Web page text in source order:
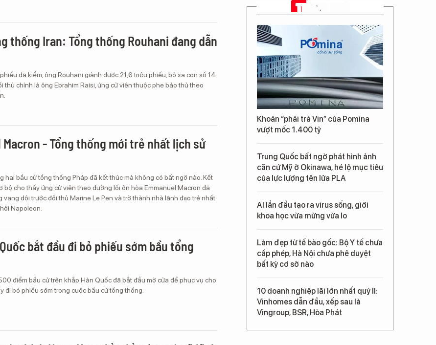
thống Iran: Tổng thống Rouhani đang dẫn
đã kiểm, ông Rouhani giành được 21,6 triệu phiếu, bỏ xa con số 14
thủ chính là ông Ebrahim Raisi, ứng cử viên thuộc phe bảo thủ theo
Macron - Tổng thống mới trẻ nhất lịch sử
hai bầu cử tổng thống Pháp đã kết thúc mà không có bất ngờ nào. Kết
bộ cho thấy ứng cử viên theo đường lối ôn hòa Emmanuel Macron đã
vang dội trước đối thủ Marine Le Pen và trở thành nhà lãnh đạo trẻ nhất
Napoleon.
bắt đầu đi bỏ phiếu sớm bầu tổng
điểm bầu cử trên khắp Hàn Quốc đã bắt đầu mở cửa để phục vụ cho
đi bỏ phiếu sớm trong cuộc bầu cử tổng thống.
TRANG CHỦ
Khoản “phải trả Vin” của Pomina
vượt mốc 1.400 tỷ
Trung Quốc bất ngờ phát hình ảnh
căn cứ Mỹ ở Okinawa, hé lộ mục tiêu
của lực lượng tên lửa PLA
AI lần đầu tạo ra virus sống, giới
khoa học vừa mừng vừa lo
Làm đẹp từ tế bào gốc: Bộ Y tế chưa
cấp phép, Hà Nội chưa phê duyệt
bất kỳ cơ sở nào
10 doanh nghiệp lãi lớn nhất quý II:
Vinhomes dẫn đầu, xếp sau là
Vingroup, BSR, Hòa Phát